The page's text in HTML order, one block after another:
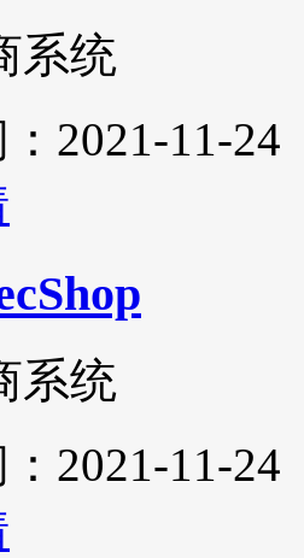
系统
2021-11-24
系统
2021-11-24